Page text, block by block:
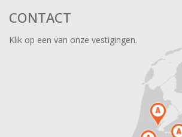
CONTACT
Klik op een van onze vestigingen.